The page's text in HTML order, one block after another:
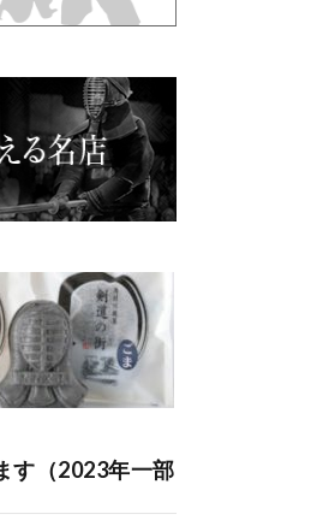
す（2023年一部